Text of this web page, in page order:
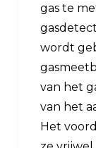
gas te
wordt
van het
van het
Het